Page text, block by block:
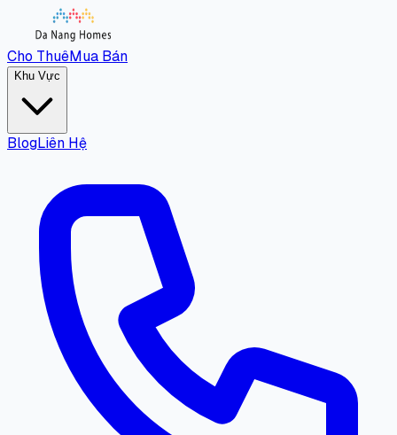
Cho ThuêMua Bán
Khu Vực
BlogLiên Hệ